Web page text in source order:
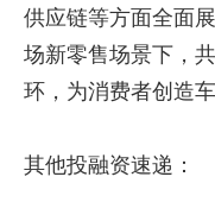
供应链等方面全面
场新零售场景下，
环，为消费者创造
其他投融资速递：